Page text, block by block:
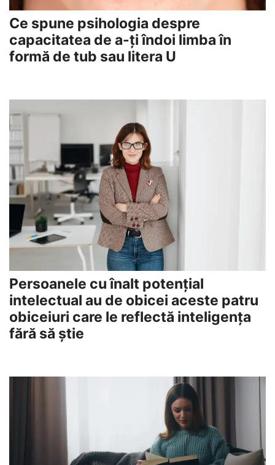
Ce spune psihologia despre
capacitatea de a-ți îndoi limba în
formă de tub sau litera U
Persoanele cu înalt potențial
intelectual au de obicei aceste patru
obiceiuri care le reflectă inteligența
fără să știe